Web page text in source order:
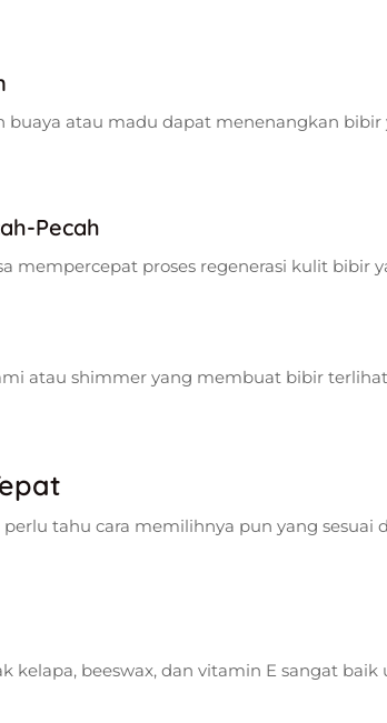
atau madu dapat menenangkan bibir
Pecah
mempercepat proses regenerasi kulit bibir
atau shimmer yang membuat bibir
tahu cara memilihnya pun yang sesuai
kelapa, beeswax, dan vitamin E sangat baik